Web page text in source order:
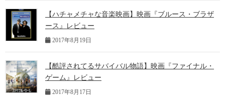
【ハチャメチャな音楽映画】映画『ブルース・ブラザ
ース』レビュー
2017年8月19日
【酷評されてるサバイバル物語】映画『ファイナル・
ゲーム』レビュー
2017年8月17日